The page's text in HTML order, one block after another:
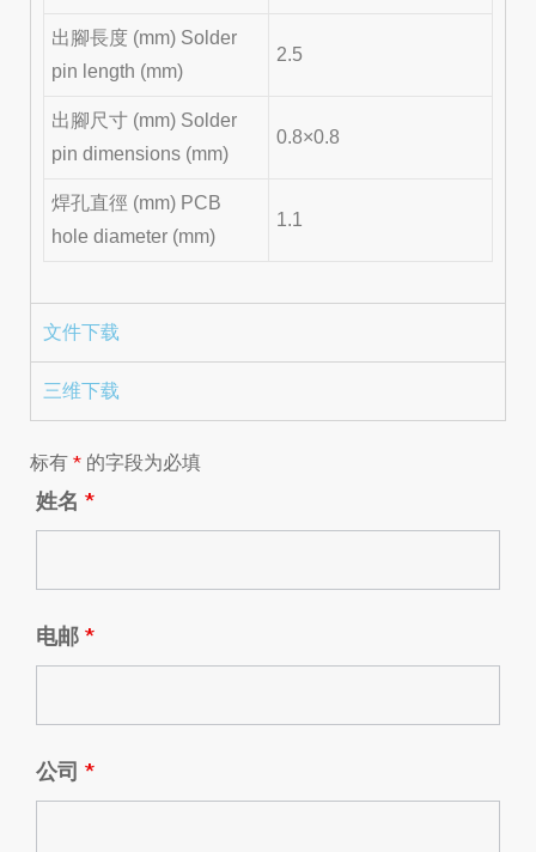
出腳長度 (mm) Solder
pin length (mm)
2.5
出腳尺寸 (mm) Solder
pin dimensions (mm)
0.8×0.8
焊孔直徑 (mm) PCB
hole diameter (mm)
1.1
文件下载
三维下载
标有 * 的字段为必填
姓名 *
电邮 *
公司 *